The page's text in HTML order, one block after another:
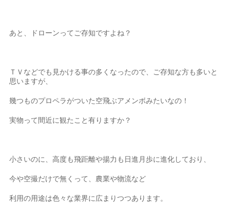
あと、ドローンってご存知ですよね？
ＴＶなどでも見かける事の多くなったので、ご存知な方も多いと
思いますが、
幾つものプロペラがついた空飛ぶアメンボみたいなの！
実物って間近に観たこと有りますか？
小さいのに、高度も飛距離や揚力も日進月歩に進化しており、
今や空撮だけで無くって、農業や物流など
利用の用途は色々な業界に広まりつつあります。